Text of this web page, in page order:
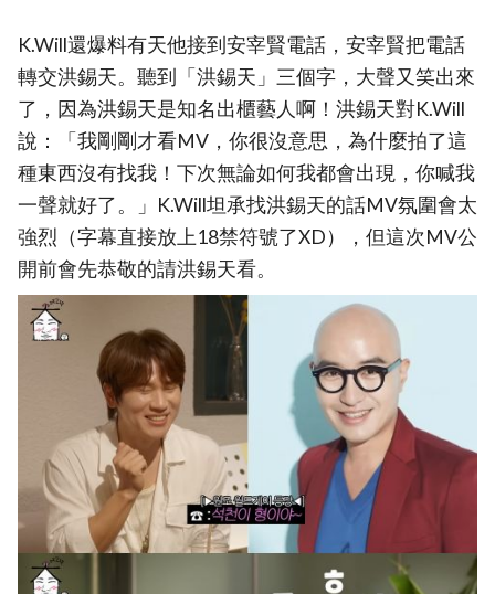
K.Will還爆料有天他接到安宰賢電話，安宰賢把電話
轉交洪錫天。聽到「洪錫天」三個字，大聲又笑出來
了，因為洪錫天是知名出櫃藝人啊！洪錫天對K.Will
說：「我剛剛才看MV，你很沒意思，為什麼拍了這
種東西沒有找我！下次無論如何我都會出現，你喊我
一聲就好了。」K.Will坦承找洪錫天的話MV氛圍會太
強烈（字幕直接放上18禁符號了XD），但這次MV公
開前會先恭敬的請洪錫天看。